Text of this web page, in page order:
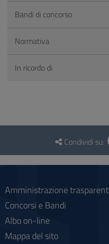
Bandi di concorso
Normativa
In ricordo di
Questionario
social
Condividi su:
Amministrazione
Concorsi e Bandi
Albo on-line
Mappa del sito